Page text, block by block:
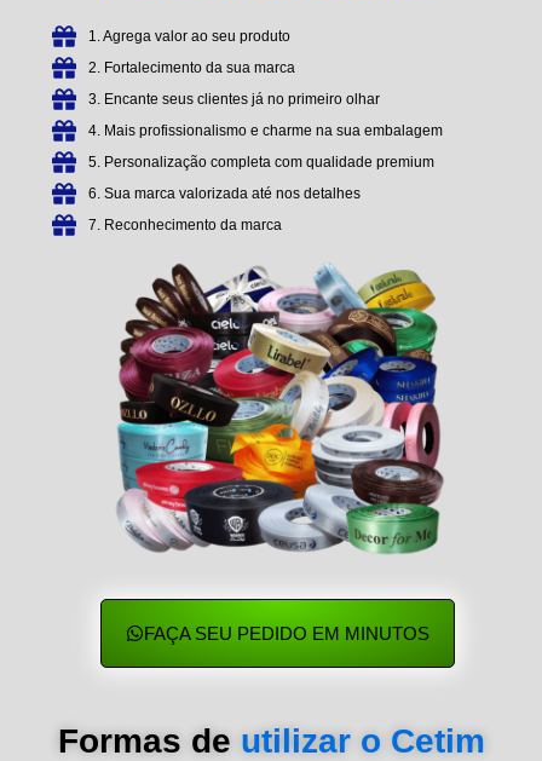
1. Agrega valor ao seu produto
2. Fortalecimento da sua marca
3. Encante seus clientes já no primeiro olhar
4. Mais profissionalismo e charme na sua embalagem
5. Personalização completa com qualidade premium
6. Sua marca valorizada até nos detalhes
7. Reconhecimento da marca
FAÇA SEU PEDIDO EM MINUTOS
Formas de utilizar o Cetim